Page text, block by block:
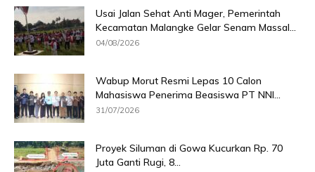
Usai Jalan Sehat Anti Mager, Pemerintah
Kecamatan Malangke Gelar Senam Massal...
04/08/2026
Wabup Morut Resmi Lepas 10 Calon
Mahasiswa Penerima Beasiswa PT NNI...
31/07/2026
Proyek Siluman di Gowa Kucurkan Rp. 70
Juta Ganti Rugi, 8...